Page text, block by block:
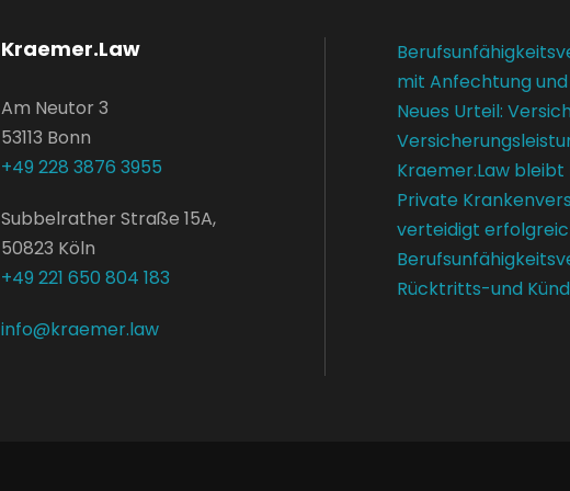
Kraemer.Law
Am Neutor 3
53113 Bonn
+49 228 3876 3955
Subbelrather Straße 15A,
50823 Köln
+49 221 650 804 183
info@kraemer.law
mit Anfechtung
Neues Urteil:
Kraemer.Law bleibt
Private
verteidigt
Rücktritts-und